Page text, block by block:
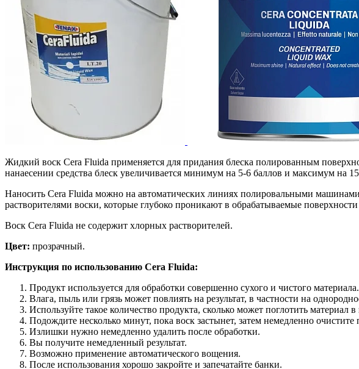
Жидкий воск Cera Fluida применяется для придания блеска полированным
нанаесении средства блеск увеличивается минимум на 5-6 баллов и максимум на
Наносить Cera Fluida можно на автоматических линиях полировальными
растворителями воски, которые глубоко проникают в обрабатываемые
Воск Cera Fluida не содержит хлорных растворителей.
Цвет: прозрачный.
Инструкция по использованию Cera Fluida:
Продукт используется для обработки совершенно сухого и чистого материала.
Влага, пыль или грязь может повлиять на результат, в частности на
Используйте такое количество продукта, сколько может поглотить материал
Подождите несколько минут, пока воск застынет, затем немедленно очистите
Излишки нужно немедленно удалить после обработки.
Вы получите немедленный результат.
Возможно применение автоматического вощения.
После использования хорошо закройте и запечатайте банки.